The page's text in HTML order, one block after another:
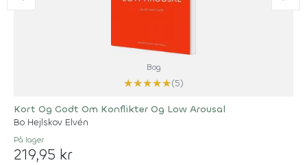
Bog
★★★★★(5)
Kort Og Godt Om Konflikter Og Low Arousal
Bo Hejlskov Elvén
På lager
219,95 kr